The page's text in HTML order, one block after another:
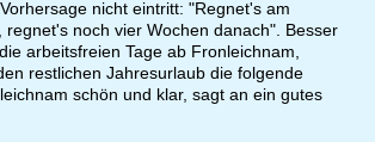
nicht eintritt: "Regnet's am
regnet's noch vier Wochen danach". Besser
arbeitsfreien Tage ab Fronleichnam,
restlichen Jahresurlaub die folgende
schön und klar, sagt an ein gutes